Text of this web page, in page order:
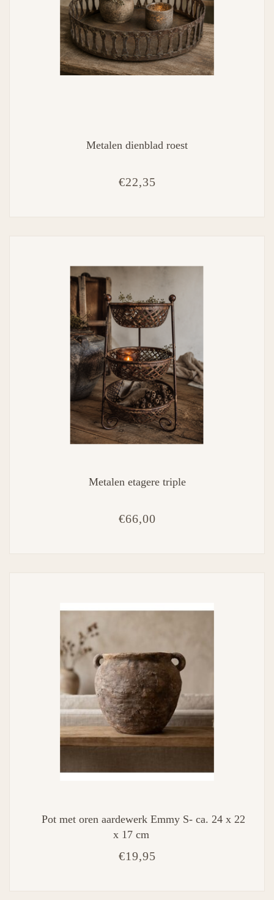
Metalen dienblad roest
€22,35
Metalen etagere triple
€66,00
Pot met oren aardewerk Emmy S- ca. 24 x 22
x 17 cm
€19,95